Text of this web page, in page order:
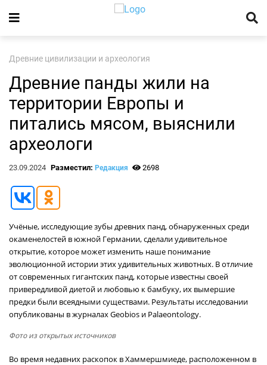
Древние цивилизации и археология
Древние панды жили на
территории Европы и
питались мясом, выяснили
археологи
23.09.2024 Разместил: Редакция 2698
Учёные, исследующие зубы древних панд, обнаруженных среди
окаменелостей в южной Германии, сделали удивительное
открытие, которое может изменить наше понимание
эволюционной истории этих удивительных животных. В отличие
от современных гигантских панд, которые известны своей
привередливой диетой и любовью к бамбуку, их вымершие
предки были всеядными существами. Результаты исследовании
опубликованы в журналах Geobios и Palaeontology.
Фото из открытых источников
Во время недавних раскопок в Хаммершмиеде, расположенном в